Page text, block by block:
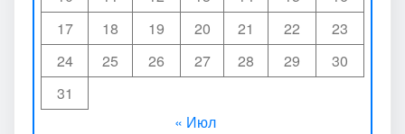
17
18 19 20 21 22
23
24
25 26 27 28 29
30
31
« Июл